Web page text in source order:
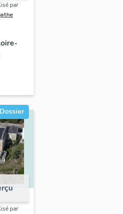
par
la
Dossier
par